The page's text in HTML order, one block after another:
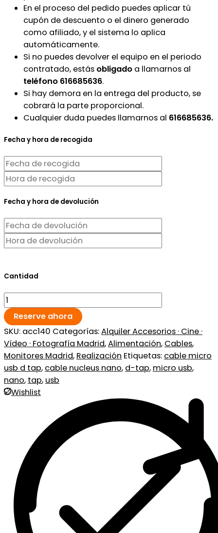
En el proceso del pedido puedes aplicar tú
cupón de descuento o el dinero generado
como afiliado, y el sistema lo aplica
automáticamente.
Si no puedes devolver el equipo en el periodo
contratado, estás obligado a llamarnos al
teléfono 616685636.
Si hay demora en la entrega del producto, se
cobrará la parte proporcional.
Cualquier duda puedes llamarnos al 616685636.
Fecha y hora de recogida
Fecha y hora de devolución
Cantidad
Reserve ahora
SKU: acc140 Categorías:Alquiler Accesorios · Cine ·
Vídeo · Fotografía Madrid,Alimentación, Cables,
Monitores Madrid, Realización Etiquetas: cable micro
usb d tap, cable nucleus nano, d-tap, micro usb,
nano, tap, usb
Wishlist